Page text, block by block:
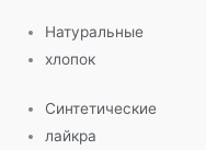
Натуральные
хлопок
Синтетические
лайкра